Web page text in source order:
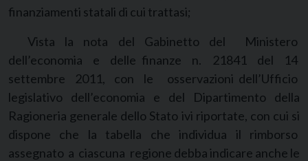
finanziamenti statali di cui trattasi;
Vista la nota del Gabinetto del Ministero
dell’economia e delle finanze n. 21841 del 14
settembre 2011, con le osservazioni dell’Ufficio
legislativo dell’economia e del Dipartimento della
Ragioneria generale dello Stato ivi riportate, con cui si
dispone che la tabella che individua il rimborso
assegnato a ciascuna regione debba indicare anche le